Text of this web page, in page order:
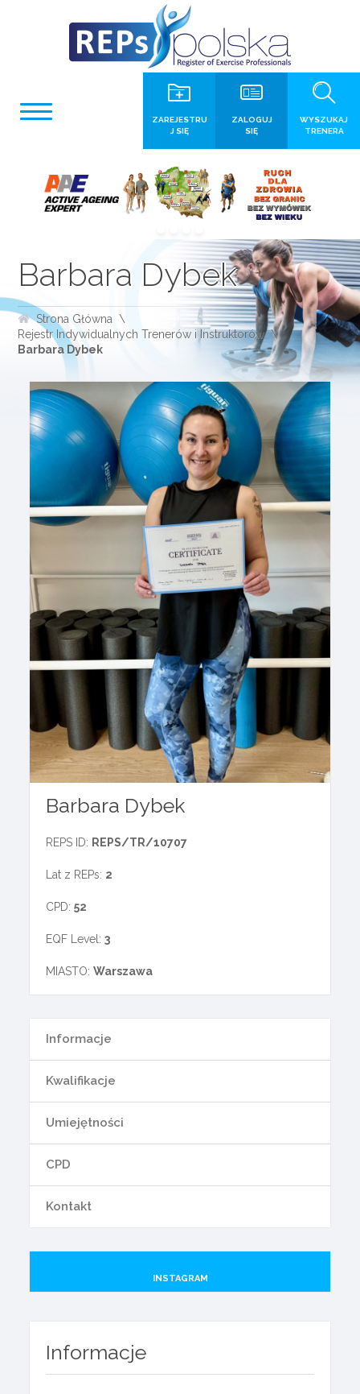
WYSZUKAJ
TRENERA
ZALOGUJ
SIĘ
ZAREJESTRU
J SIĘ
Barbara Dybek
Strona Główna
Rejestr Indywidualnych Trenerów i Instruktorów
Barbara Dybek
Barbara Dybek
REPS ID: REPS/TR/10707
Lat z REPs: 2
CPD:52
EQF Level:3
MIASTO:Warszawa
Informacje
Kwalifikacje
Umiejętności
CPD
Kontakt
INSTAGRAM
Informacje